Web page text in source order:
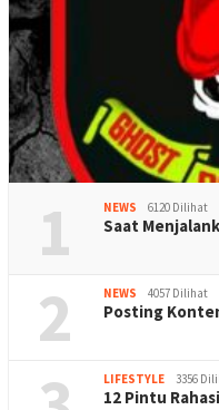
1 NEWS 6120 Dilihat
Saat
2 NEWS 4057 Dilihat
Posting
LIFESTYLE 3356
12 Pintu